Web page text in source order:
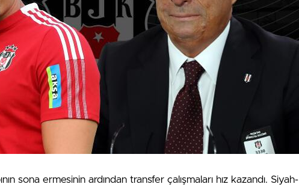
sona ermesinin ardından transfer çalışmaları hız kazandı. Siyah-